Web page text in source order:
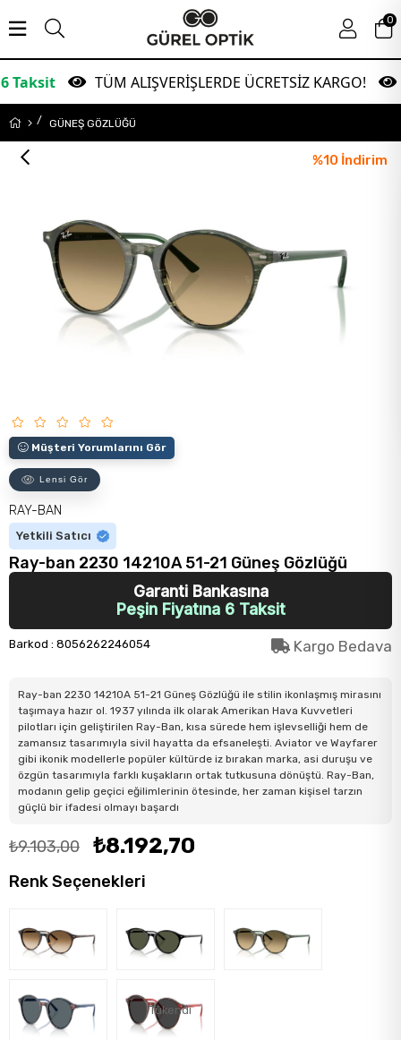
TÜM ALIŞVERİŞLERDE ÜCRETSİZ KARGO!
0
GÜNEŞ GÖZLÜĞÜ
%10 İndirim
Müşteri Yorumlarını Gör
Lensi Gör
RAY-BAN
Yetkili Satıcı
Ray-ban 2230 14210A 51-21 Güneş Gözlüğü
Garanti Bankasına
Peşin Fiyatına 6 Taksit
Barkod : 8056262246054 Kargo Bedava
Ray-ban 2230 14210A 51-21 Güneş Gözlüğü ile stilin ikonlaşmış mirasını
taşımaya hazır ol. 1937 yılında ilk olarak Amerikan Hava Kuvvetleri
pilotları için geliştirilen Ray-Ban, kısa sürede hem işlevselliği hem de
zamansız tasarımıyla sivil hayatta da efsaneleşti. Aviator ve Wayfarer
gibi ikonik modellerle popüler kültürde iz bırakan marka, asi duruşu ve
özgün tasarımıyla farklı kuşakların ortak tutkusuna dönüştü. Ray-Ban,
modanın gelip geçici eğilimlerinin ötesinde, her zaman kişisel tarzın
güçlü bir ifadesi olmayı başardı
₺9.103,00 ₺8.192,70
Renk Seçenekleri
Tükendi